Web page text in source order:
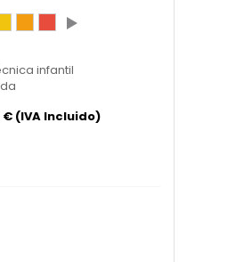
infantil
€ (IVA Incluido)